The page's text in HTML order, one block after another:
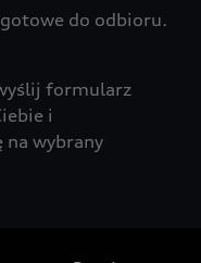
do odbioru.
formularz
i
wybrany